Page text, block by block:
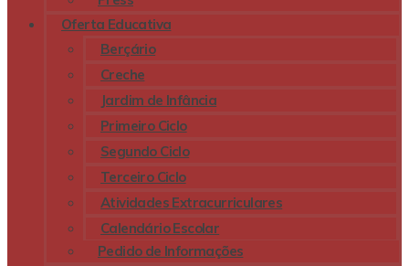
Oferta Educativa
Berçário
Creche
Jardim de Infância
Primeiro Ciclo
Segundo Ciclo
Terceiro Ciclo
Atividades Extracurriculares
Calendário Escolar
Pedido de Informações